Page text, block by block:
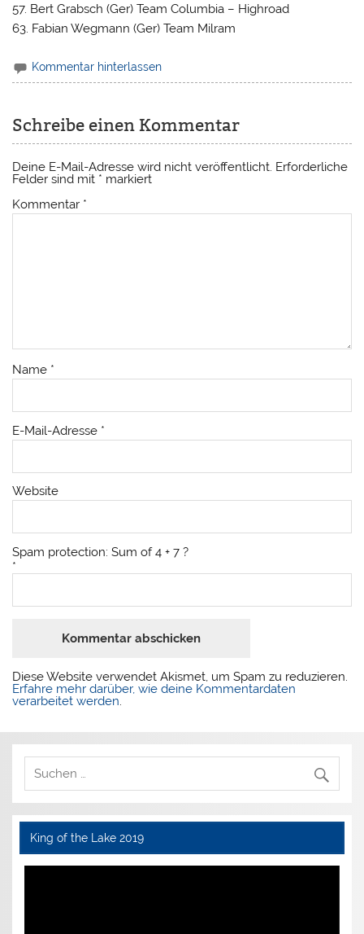
57. Bert Grabsch (Ger) Team Columbia – Highroad
63. Fabian Wegmann (Ger) Team Milram
Kommentar hinterlassen
Schreibe einen Kommentar
Deine E-Mail-Adresse wird nicht veröffentlicht. Erforderliche
Felder sind mit * markiert
Kommentar *
Name *
E-Mail-Adresse *
Website
Spam protection: Sum of 4 + 7 ?
*
Diese Website verwendet Akismet, um Spam zu reduzieren.
Erfahre mehr darüber, wie deine Kommentardaten
verarbeitet werden.
King of the Lake 2019
Video-